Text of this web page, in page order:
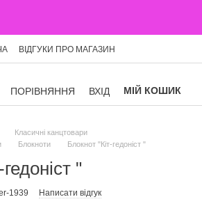
ВІДГУКИ ПРО МАГАЗИН
ПОРІВНЯННЯ ВХІД МІЙ КОШИК
Класичні канцтовари
Блокноти Блокнот "Кіт-гедоніст "
"
1939 Написати відгук